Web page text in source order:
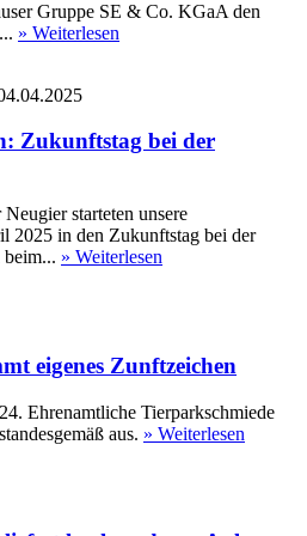
Gruppe SE & Co. KGaA den
» Weiterlesen
Zukunftstag bei der
starteten unsere
2025 in den Zukunftstag bei der
beim... » Weiterlesen
eigenes Zunftzeichen
Ehrenamtliche Tierparkschmiede
aus. » Weiterlesen